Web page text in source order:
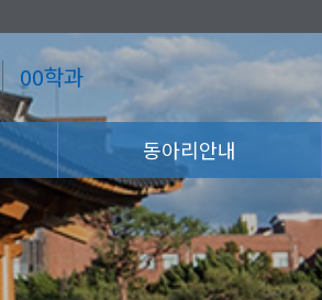
00학과
동아리안내